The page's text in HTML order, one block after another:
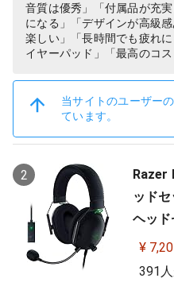
ンタジ
音質は優秀」「付属品が充
になる」「デザインが高級
楽しい」「長時間でも疲れ
イヤーパッド」「最高のコス
当サイトのユーザー
ています。
2
Razer
ッド
ヘッ
THX
タン
¥
391